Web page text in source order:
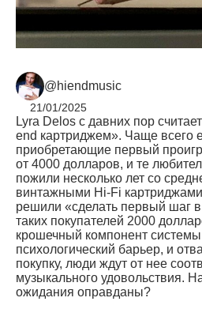
@hiendmusic
21/01/2025
Lyra Delos с давних пор
end картриджем». Чаще всего
приобретающие первый
от 4000 долларов, и те
пожили несколько лет со
винтажными Hi-Fi
решили «сделать первый шаг
таких покупателей 2000
крошечный компонент
психологический барьер, и
покупку, люди ждут от нее
музыкального удовольствия.
ожидания оправданы?